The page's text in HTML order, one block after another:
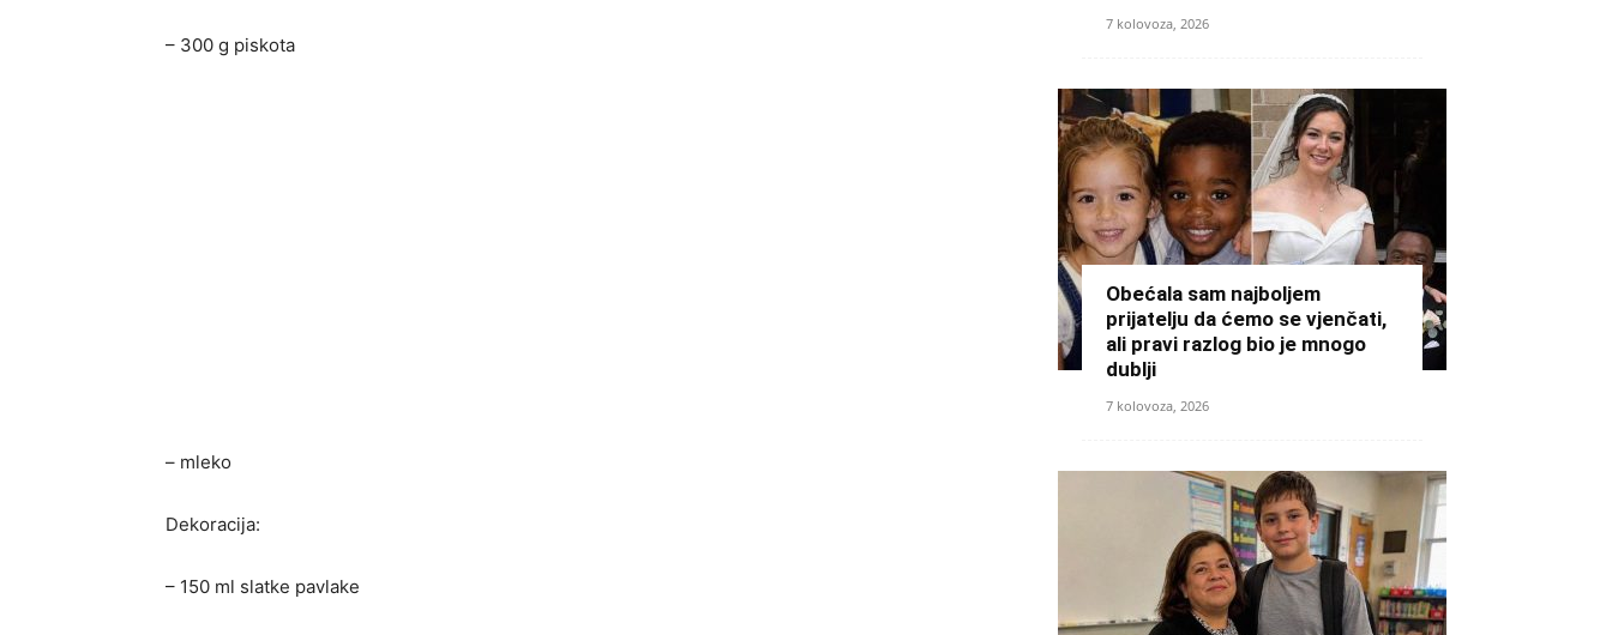
– 300 g piskota
– mleko
Dekoracija:
– 150 ml slatke pavlake
7 kolovoza, 2026
Obećala sam najboljem
prijatelju da ćemo se vjenčati,
ali pravi razlog bio je mnogo
dublji
7 kolovoza, 2026